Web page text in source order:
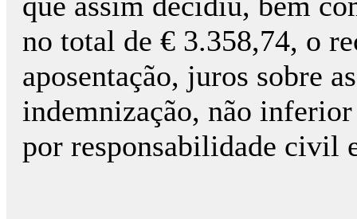
no total de € 3.358,74, o
aposentação, juros sobre
indemnização, não
por responsabilidade civil